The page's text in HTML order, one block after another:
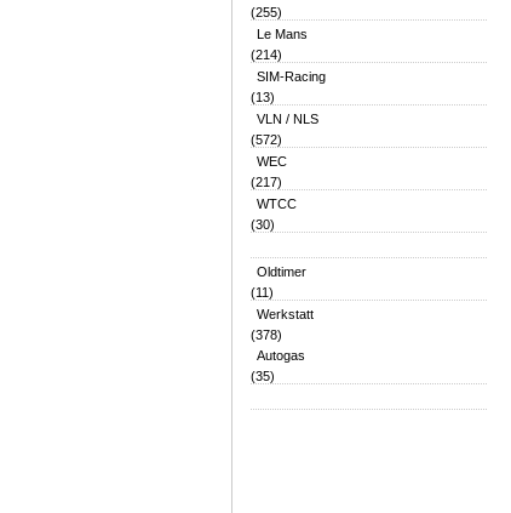
(255)
Le Mans
(214)
SIM-Racing
(13)
VLN / NLS
(572)
WEC
(217)
WTCC
(30)
Oldtimer
(11)
Werkstatt
(378)
Autogas
(35)